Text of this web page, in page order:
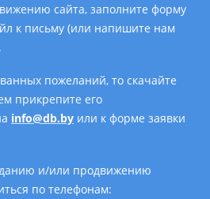
сайта, заполните форму
к письму (или напишите нам
пожеланий, то скачайте
прикрепите его
info@db.by или к форме заявки
и/или продвижению
по телефонам: